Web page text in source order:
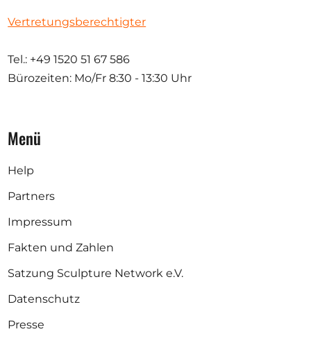
Vertretungsberechtigter
Tel.: +49 1520 51 67 586
Bürozeiten: Mo/Fr 8:30 - 13:30 Uhr
Menü
Help
Partners
Impressum
Fakten und Zahlen
Satzung Sculpture Network e.V.
Datenschutz
Presse